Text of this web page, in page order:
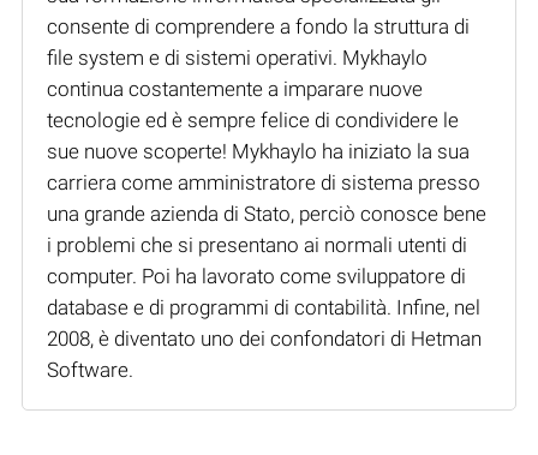
consente di comprendere a fondo la struttura di
file system e di sistemi operativi. Mykhaylo
continua costantemente a imparare nuove
tecnologie ed è sempre felice di condividere le
sue nuove scoperte! Mykhaylo ha iniziato la sua
carriera come amministratore di sistema presso
una grande azienda di Stato, perciò conosce bene
i problemi che si presentano ai normali utenti di
computer. Poi ha lavorato come sviluppatore di
database e di programmi di contabilità. Infine, nel
2008, è diventato uno dei confondatori di Hetman
Software.